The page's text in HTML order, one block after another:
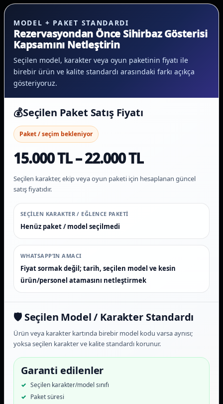
MODEL + PAKET STANDARDI
Rezervasyondan Önce Sihirbaz Gösterisi
Kapsamını Netleştirin
Seçilen model, karakter veya oyun paketinin fiyatı ile
birebir ürün ve kalite standardı arasındaki farkı açıkça
gösteriyoruz.
💰Seçilen Paket Satış Fiyatı
Paket / seçim bekleniyor
15.000 TL – 22.000 TL
Seçilen karakter, ekip veya oyun paketi için hesaplanan güncel
satış fiyatıdır.
SEÇILEN KARAKTER / EĞLENCE PAKETI
Henüz paket / model seçilmedi
WHATSAPP’IN AMACI
Fiyat sormak değil; tarih, seçilen model ve kesin
ürün/personel atamasını netleştirmek
🛡️ Seçilen Model / Karakter Standardı
Ürün veya karakter kartında birebir model kodu varsa aynısı;
yoksa seçilen karakter ve kalite standardı korunur.
Garanti edilenler
Seçilen karakter/model sınıfı
Paket süresi